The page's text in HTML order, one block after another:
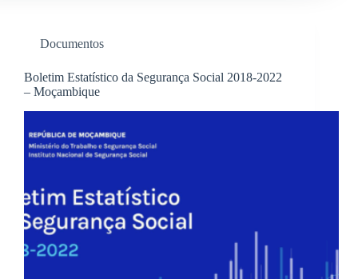
Documentos
Boletim Estatístico da Segurança Social 2018-2022
– Moçambique